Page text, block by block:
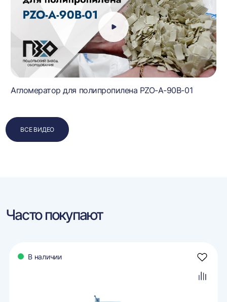
Агломератор для полипропилена PZO-A-90B-01
ВСЕ ВИДЕО
Часто покупают
В наличии